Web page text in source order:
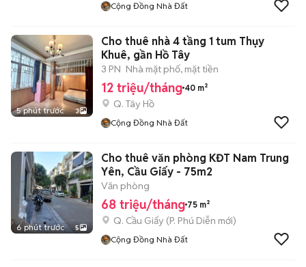
Cộng Đồng Nhà Đất
5 phút trước 3
Cho thuê nhà 4 tầng 1 tum Thụy
Khuê, gần Hồ Tây
3 PN Nhà mặt phố, mặt tiền
12 triệu/tháng 40 m²
Q. Tây Hồ
Cộng Đồng Nhà Đất
6 phút trước 5
Cho thuê văn phòng KĐT Nam Trung
Yên, Cầu Giấy - 75m2
Văn phòng
68 triệu/tháng 75 m²
Q. Cầu Giấy (P. Phú Diễn mới)
Cộng Đồng Nhà Đất